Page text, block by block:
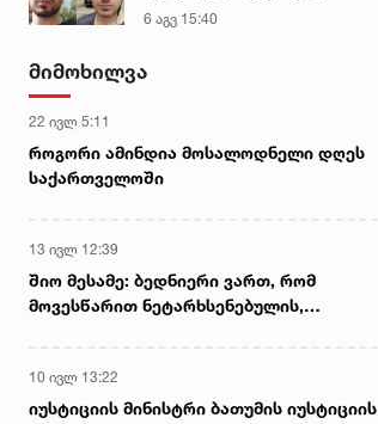
საქმეზე ბრალი წარედგინათ
6 აგვ 15:40
მიმოხილვა
22 ივლ 5:11
როგორი ამინდია მოსალოდნელი დღეს
საქართველოში
13 ივლ 12:39
შიო მესამე: ბედნიერი ვართ, რომ
მოვესწარით ნეტარხსენებულის,
10 ივლ 13:22
იუსტიციის მინისტრი ბათუმის იუსტიციის